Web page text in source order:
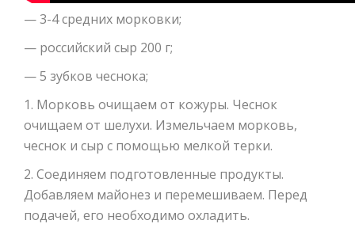
— 3-4 средних морковки;
— российский сыр 200 г;
— 5 зубков чеснока;
1. Морковь очищаем от кожуры. Чеснок
очищаем от шелухи. Измельчаем морковь,
чеснок и сыр с помощью мелкой терки.
2. Соединяем подготовленные продукты.
Добавляем майонез и перемешиваем. Перед
подачей, его необходимо охладить.